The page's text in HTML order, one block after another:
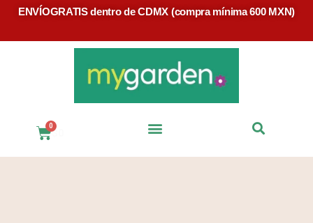
ENVÍOGRATIS dentro de CDMX (compra mínima 600 MXN)
$